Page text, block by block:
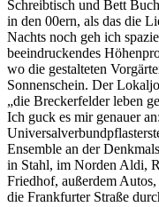
Schreibtisch und Bett
in den 00ern, als das die
Nachts noch geh ich
beeindruckendes
wo die gestalteten
Sonnenschein. Der
„die Breckerfelder leben
Ich guck es mir genauer
Ensemble an der
in Stahl, im Norden Aldi,
Friedhof, außerdem
die Frankfurter Straße